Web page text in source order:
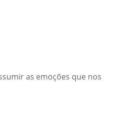
as emoções que nos